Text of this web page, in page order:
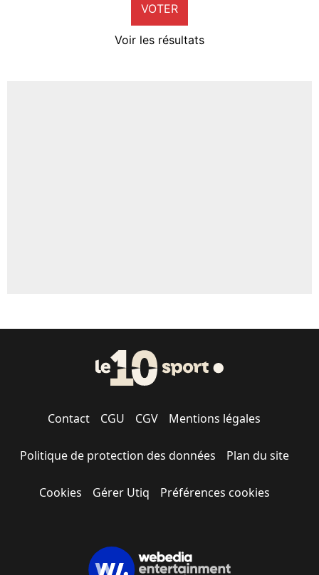
VOTER
Voir les résultats
Contact CGU CGV Mentions légales
Politique de protection des données Plan du site
Cookies Gérer Utiq Préférences cookies